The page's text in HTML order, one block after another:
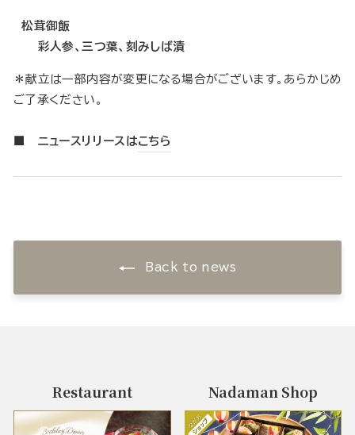
松茸御飯
彩人参、三つ葉、刻みしば漬
＊献立は一部内容が変更になる場合がございます。あらかじめ
ご了承ください。
■ ニュースリリースはこちら
Back to news
Restaurant Nadaman Shop